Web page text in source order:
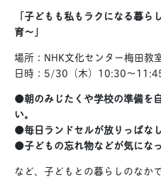
「子どもも私もラクになる暮ら
育〜」
場所：NHK文化センター梅田教
日時：5/30（木）10:30〜
●朝のみじたくや学校の準備を
い。
●毎日ランドセルが放りっぱなし
●子どもの忘れ物などが気にな
など、子どもとの暮らしのなか